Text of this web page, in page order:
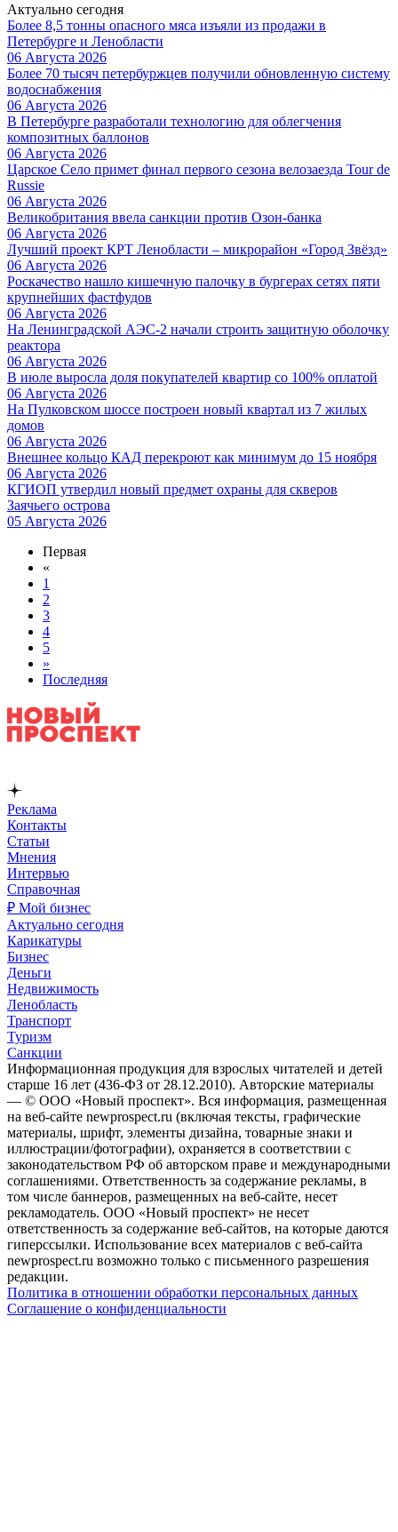
Актуально сегодня
Более 8,5 тонны опасного мяса изъяли из продажи в
Петербурге и Ленобласти
06 Августа 2026
Более 70 тысяч петербуржцев получили обновленную систему
водоснабжения
06 Августа 2026
В Петербурге разработали технологию для облегчения
композитных баллонов
06 Августа 2026
Царское Село примет финал первого сезона велозаезда Tour de
Russie
06 Августа 2026
Великобритания ввела санкции против Озон-банка
06 Августа 2026
Лучший проект КРТ Ленобласти – микрорайон «Город Звёзд»
06 Августа 2026
Роскачество нашло кишечную палочку в бургерах сетях пяти
крупнейших фастфудов
06 Августа 2026
На Ленинградской АЭС-2 начали строить защитную оболочку
реактора
06 Августа 2026
В июле выросла доля покупателей квартир со 100% оплатой
06 Августа 2026
На Пулковском шоссе построен новый квартал из 7 жилых
домов
06 Августа 2026
Внешнее кольцо КАД перекроют как минимум до 15 ноября
06 Августа 2026
КГИОП утвердил новый предмет охраны для скверов
Заячьего острова
05 Августа 2026
Первая
«
1
2
3
4
5
»
Последняя
Реклама
Контакты
Статьи
Мнения
Интервью
Справочная
₽ Мой бизнес
Актуально сегодня
Карикатуры
Бизнес
Деньги
Недвижимость
Ленобласть
Транспорт
Туризм
Санкции
Информационная продукция для взрослых читателей и детей
старше 16 лет (436-ФЗ от 28.12.2010). Авторские материалы
— © ООО «Новый проспект». Вся информация, размещенная
на веб-сайте newprospect.ru (включая тексты, графические
материалы, шрифт, элементы дизайна, товарные знаки и
иллюстрации/фотографии), охраняется в соответствии с
законодательством РФ об авторском праве и международными
соглашениями. Ответственность за содержание рекламы, в
том числе баннеров, размещенных на веб-сайте, несет
рекламодатель. ООО «Новый проспект» не несет
ответственность за содержание веб-сайтов, на которые даются
гиперссылки. Использование всех материалов с веб-сайта
newprospect.ru возможно только с письменного разрешения
редакции.
Политика в отношении обработки персональных данных
Соглашение о конфиденциальности